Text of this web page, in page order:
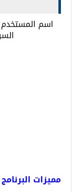
السر
مميزات البرنامج